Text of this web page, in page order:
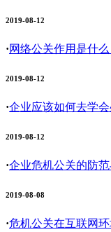
2019-08-12
·网络公关作用是什么
2019-08-12
·企业应该如何去学
2019-08-12
·企业危机公关的防
2019-08-08
·危机公关在互联网